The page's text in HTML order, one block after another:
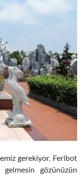
gerekiyor. Feribot
gözünüzün